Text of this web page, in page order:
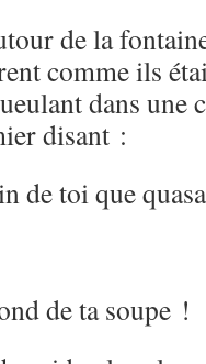
de la
comme ils
dans une
disant :
de toi que
de ta soupe !